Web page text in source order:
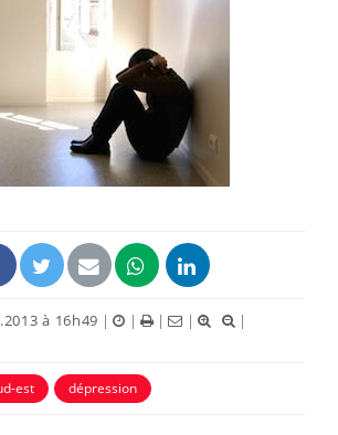
à 16h49 | | | |
|
est dépression